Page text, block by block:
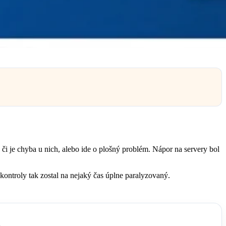
je chyba u nich, alebo ide o plošný problém. Nápor na servery bol
tak zostal na nejaký čas úplne paralyzovaný.